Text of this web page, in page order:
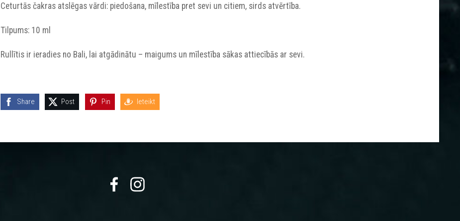
Ceturtās čakras atslēgas vārdi: piedošana, mīlestība pret sevi un citiem, sirds atvērtība.
Tilpums: 10 ml
Rullītis ir ieradies no Bali, lai atgādinātu – maigums un mīlestība sākas attiecībās ar sevi.
Share Post Pin Ieteikt